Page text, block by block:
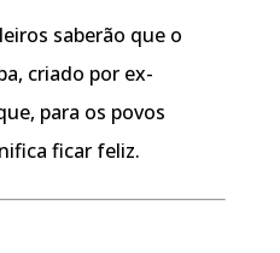
saberão que o
criado por ex-
para os povos
ficar feliz.